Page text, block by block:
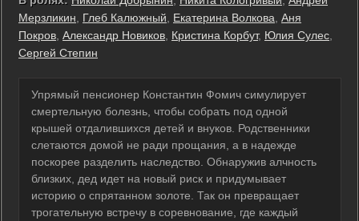
Мерзликин
Глеб Калюжный Екатерина Волкова Аня
Покров Александр Новиков Кристина Корбут, Юлия Сулес
Сергей Степин
Упрямый пенсионер Константин Фомич симулирует
смертельную болезнь, чтобы собрать под одной
крышей отдалившихся детей и внуков. Родственники
слетаются домой не ради прощания, а в надежде
поскорее разделить наследство. Обнаружив алчность
близких, дед идет на новый риск и придумывает
историю о спрятанном золоте. Так он превращает
трогательную встречу в соревнование, где каждый